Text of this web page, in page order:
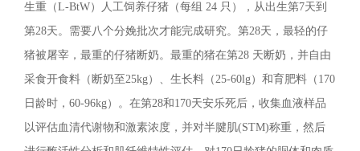
生重（L-BtW）人工饲养仔猪（每组 24 只），从出生第7天到
第28天。需要八个分娩批次才能完成研究。第28天，最轻的仔
猪被屠宰，最重的仔猪断奶。最重的猪在第28 天断奶，并自由
采食开食料（断奶至25kg）、生长料（25-60lg）和育肥料（170
日龄时，60-96kg）。在第28和170天安乐死后，收集血液样品
以评估血清代谢物和激素浓度，并对半腱肌(STM)称重，然后